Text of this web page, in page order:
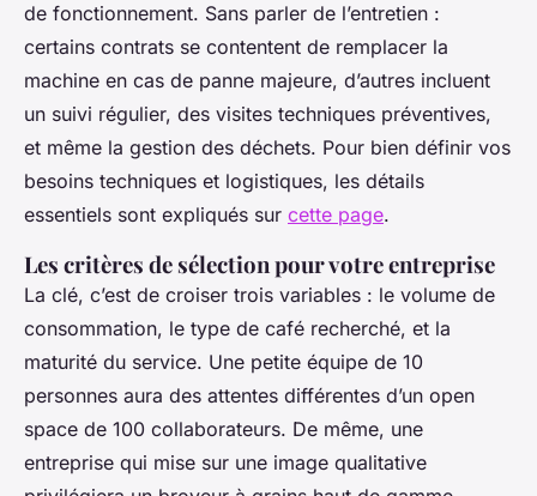
de fonctionnement. Sans parler de l’entretien :
certains contrats se contentent de remplacer la
machine en cas de panne majeure, d’autres incluent
un suivi régulier, des visites techniques préventives,
et même la gestion des déchets. Pour bien définir vos
besoins techniques et logistiques, les détails
essentiels sont expliqués sur cette page.
Les critères de sélection pour votre entreprise
La clé, c’est de croiser trois variables : le volume de
consommation, le type de café recherché, et la
maturité du service. Une petite équipe de 10
personnes aura des attentes différentes d’un open
space de 100 collaborateurs. De même, une
entreprise qui mise sur une image qualitative